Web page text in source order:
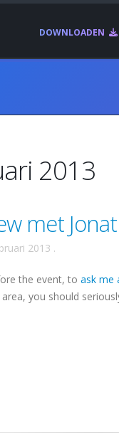
DOWNLOADEN
2013
met
2013 .
the event, to ask me
you should